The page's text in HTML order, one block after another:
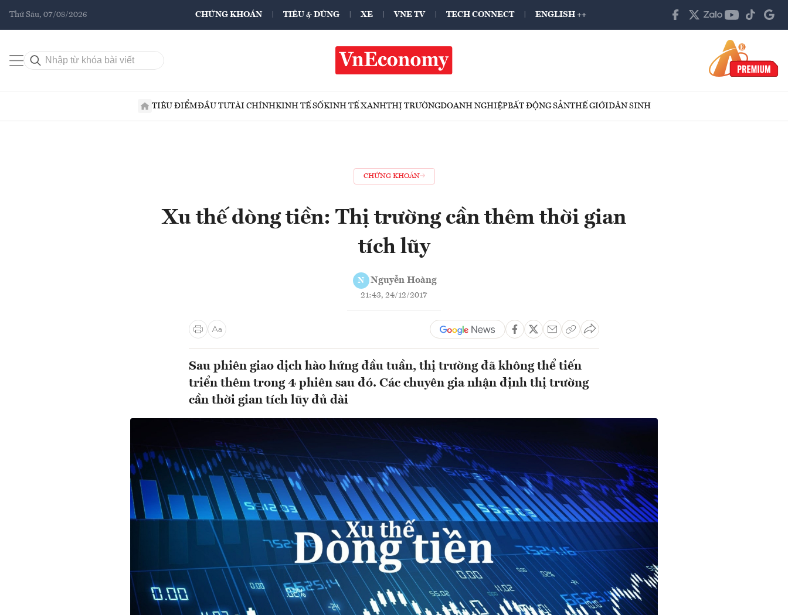
Thứ Sáu, 07/08/2026 CHỨNG KHOÁN TIÊU & DÙNG XE VNE TV TECH CONNECT ENGLISH ++
TIÊU ĐIỂMĐẦU TƯTÀI CHÍNHKINH TẾ SỐKINH TẾ XANHTHỊ TRƯỜNGDOANH NGHIỆPBẤT ĐỘNG SẢNTHẾ GIỚIDÂN SINH
CHỨNG KHOÁN
Xu thế dòng tiền: Thị trường cần thêm thời gian
tích lũy
N Nguyễn Hoàng
21:43, 24/12/2017
Sau phiên giao dịch hào hứng đầu tuần, thị trường đã không thể tiến
triển thêm trong 4 phiên sau đó. Các chuyên gia nhận định thị trường
cần thời gian tích lũy đủ dài